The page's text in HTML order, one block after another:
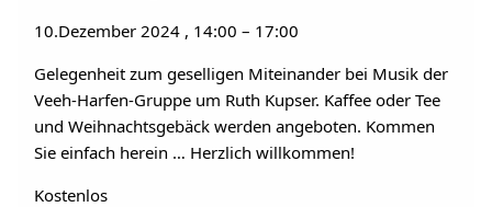
10.Dezember 2024 , 14:00– 17:00
Gelegenheit zum geselligen Miteinander bei Musik der
Veeh-Harfen-Gruppe um Ruth Kupser. Kaffee oder Tee
und Weihnachtsgebäck werden angeboten. Kommen
Sie einfach herein … Herzlich willkommen!
Kostenlos